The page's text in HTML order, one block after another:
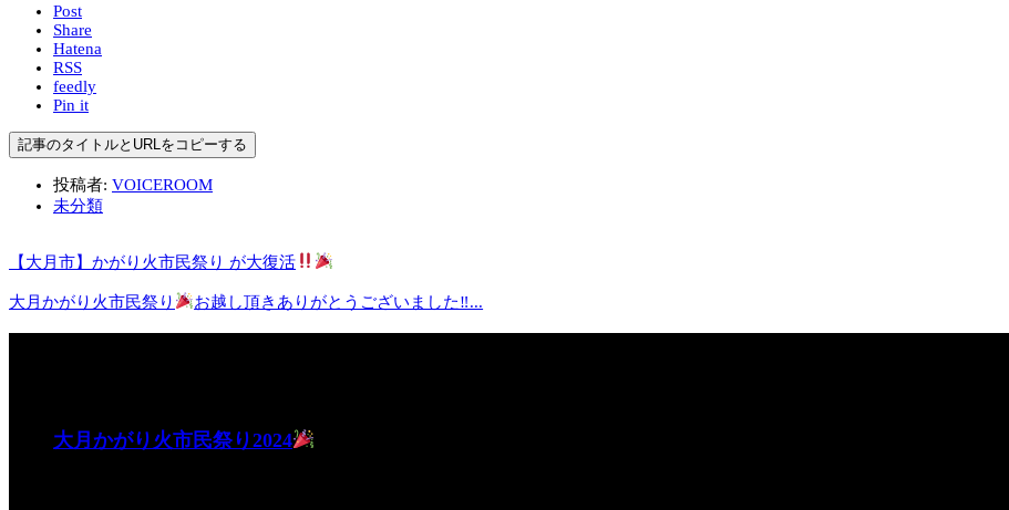
Post
Share
Hatena
RSS
feedly
Pin it
記事のタイトルとURLをコピーする
投稿者: VOICEROOM
未分類
【大月市】かがり火市民祭り が大復活
大月かがり火市民祭り お越し頂きありがとうございました‼...
大月かがり火市民祭り2024